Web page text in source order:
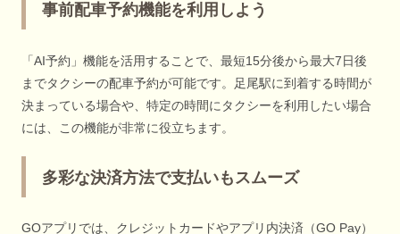
事前配車予約機能を利用しよう
「AI予約」機能を活用することで、最短15分後から最大7日後
までタクシーの配車予約が可能です。足尾駅に到着する時間が
決まっている場合や、特定の時間にタクシーを利用したい場合
には、この機能が非常に役立ちます。
多彩な決済方法で支払いもスムーズ
GOアプリでは、クレジットカードやアプリ内決済（GO Pay）